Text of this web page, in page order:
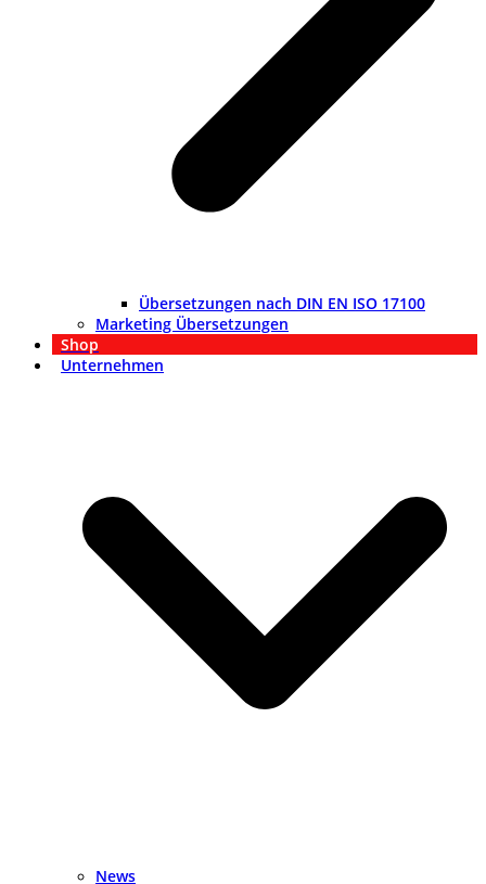
Übersetzungen nach DIN EN ISO 17100
Marketing Übersetzungen
Shop
Unternehmen
News